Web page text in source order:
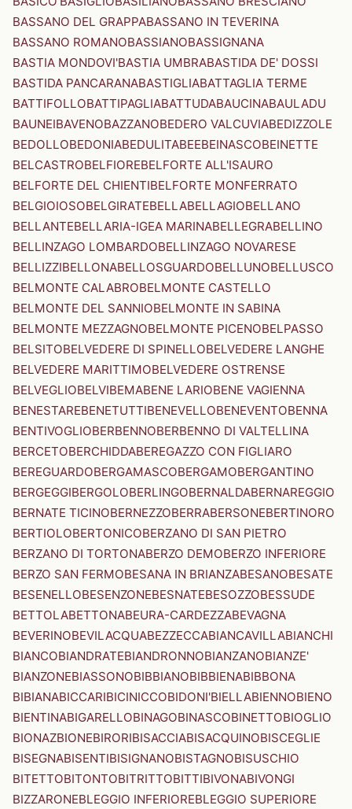
BASSANO DEL GRAPPABASSANO IN TEVERINA
BASSANO ROMANOBASSIANOBASSIGNANA
BASTIA MONDOVI'BASTIA UMBRABASTIDA DE' DOSSI
BASTIDA PANCARANABASTIGLIABATTAGLIA TERME
BATTIFOLLOBATTIPAGLIABATTUDABAUCINABAULADU
BAUNEIBAVENOBAZZANOBEDERO VALCUVIABEDIZZOLE
BEDOLLOBEDONIABEDULITABEEBEINASCOBEINETTE
BELCASTROBELFIOREBELFORTE ALL'ISAURO
BELFORTE DEL CHIENTIBELFORTE MONFERRATO
BELGIOIOSOBELGIRATEBELLABELLAGIOBELLANO
BELLANTEBELLARIA-IGEA MARINABELLEGRABELLINO
BELLINZAGO LOMBARDOBELLINZAGO NOVARESE
BELLIZZIBELLONABELLOSGUARDOBELLUNOBELLUSCO
BELMONTE CALABROBELMONTE CASTELLO
BELMONTE DEL SANNIOBELMONTE IN SABINA
BELMONTE MEZZAGNOBELMONTE PICENOBELPASSO
BELSITOBELVEDERE DI SPINELLOBELVEDERE LANGHE
BELVEDERE MARITTIMOBELVEDERE OSTRENSE
BELVEGLIOBELVIBEMABENE LARIOBENE VAGIENNA
BENESTAREBENETUTTIBENEVELLOBENEVENTOBENNA
BENTIVOGLIOBERBENNOBERBENNO DI VALTELLINA
BERCETOBERCHIDDABEREGAZZO CON FIGLIARO
BEREGUARDOBERGAMASCOBERGAMOBERGANTINO
BERGEGGIBERGOLOBERLINGOBERNALDABERNAREGGIO
BERNATE TICINOBERNEZZOBERRABERSONEBERTINORO
BERTIOLOBERTONICOBERZANO DI SAN PIETRO
BERZANO DI TORTONABERZO DEMOBERZO INFERIORE
BERZO SAN FERMOBESANA IN BRIANZABESANOBESATE
BESENELLOBESENZONEBESNATEBESOZZOBESSUDE
BETTOLABETTONABEURA-CARDEZZABEVAGNA
BEVERINOBEVILACQUABEZZECCABIANCAVILLABIANCHI
BIANCOBIANDRATEBIANDRONNOBIANZANOBIANZE'
BIANZONEBIASSONOBIBBIANOBIBBIENABIBBONA
BIBIANABICCARIBICINICCOBIDONI'BIELLABIENNOBIENO
BIENTINABIGARELLOBINAGOBINASCOBINETTOBIOGLIO
BIONAZBIONEBIRORIBISACCIABISACQUINOBISCEGLIE
BISEGNABISENTIBISIGNANOBISTAGNOBISUSCHIO
BITETTOBITONTOBITRITTOBITTIBIVONABIVONGI
BIZZARONEBLEGGIO INFERIOREBLEGGIO SUPERIORE